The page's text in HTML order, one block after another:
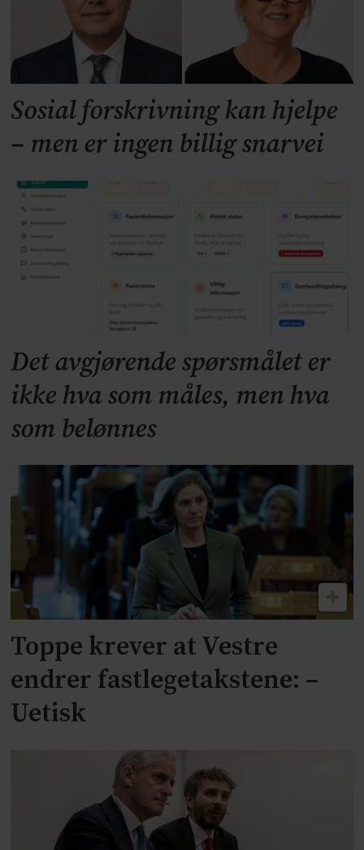
Sosial forskrivning kan hjelpe
– men er ingen billig snarvei
Det avgjørende spørsmålet er
ikke hva som måles, men hva
som belønnes
Toppe krever at Vestre
endrer fastlegetakstene: –
Uetisk